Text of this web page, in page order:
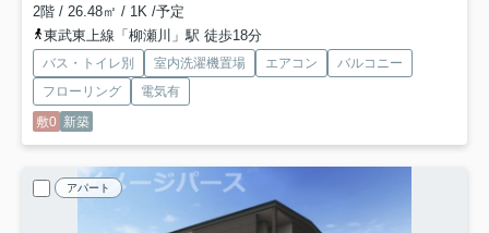
2階 / 26.48㎡ / 1K /予定
東武東上線「柳瀬川」駅 徒歩18分
バス・トイレ別 室内洗濯機置場 エアコン
バルコニー
フローリング
電気有
敷0 新築
アパート